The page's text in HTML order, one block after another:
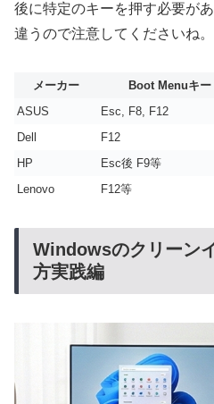
後に特定のキーを押す必要が
違うので注意してくださいね。
メーカー Boot Menuキー
ASUS
Esc, F8, F12
Dell
F12
HP
Esc後 F9等
Lenovo
F12等
Windowsのクリーン
方実践編